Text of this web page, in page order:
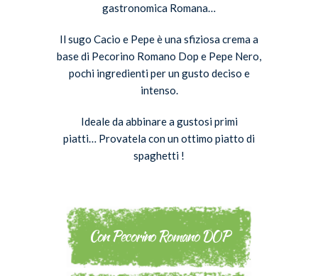
gastronomica Romana…
Il sugo Cacio e Pepe è una sfiziosa crema a
base di Pecorino Romano Dop e Pepe Nero,
pochi ingredienti per un gusto deciso e
intenso.
Ideale da abbinare a gustosi primi
piatti… Provatela con un ottimo piatto di
spaghetti !
Con Pecorino Romano DOP